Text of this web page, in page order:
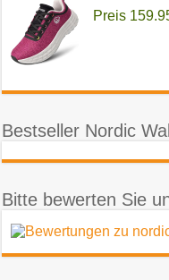
Preis
Walking Schuhe Breite
Bestseller Nordic
Bitte bewerten Sie